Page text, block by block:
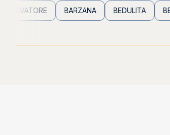
BARZANA BEDULITA BERBENNO